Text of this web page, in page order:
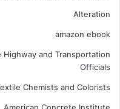
Alteration
amazon ebook
and Transportation
Officials
Chemists and Colorists